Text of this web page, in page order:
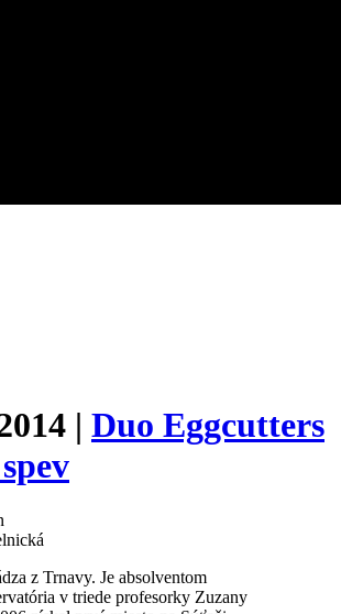
| Duo Eggcutters
z Trnavy. Je absolventom
v triede profesorky Zuzany